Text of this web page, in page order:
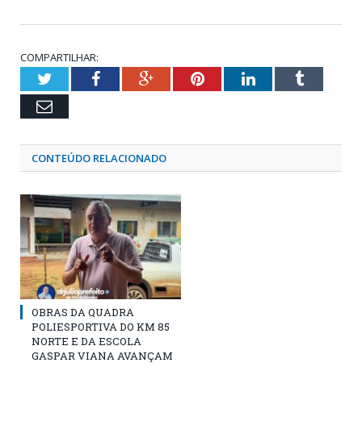
COMPARTILHAR:
TwitterFacebookGoogle+PinterestLinkedInTumblr
Email
CONTEÚDO RELACIONADO
OBRAS DA QUADRA
POLIESPORTIVA DO KM 85
NORTE E DA ESCOLA
GASPAR VIANA AVANÇAM